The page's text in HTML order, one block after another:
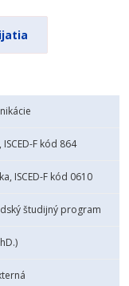
F kód 864
ISCED-F kód 0610
študijný program